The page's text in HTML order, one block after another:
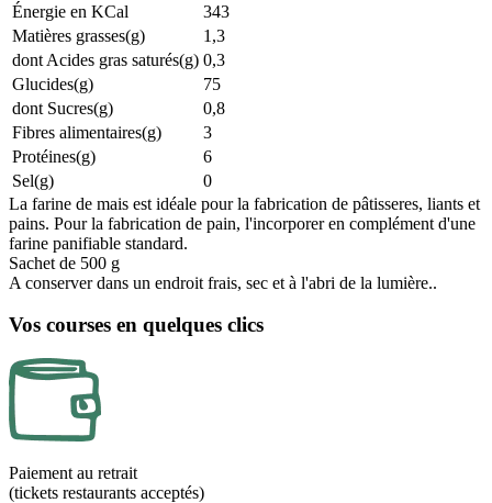
Énergie en KCal
343
Matières grasses(g)
1,3
dont Acides gras saturés(g) 0,3
Glucides(g)
75
dont Sucres(g)
0,8
Fibres alimentaires(g)
3
Protéines(g)
6
Sel(g)
0
La farine de mais est idéale pour la fabrication de pâtisseres, liants et
pains. Pour la fabrication de pain, l'incorporer en complément d'une
farine panifiable standard.
Sachet de 500 g
A conserver dans un endroit frais, sec et à l'abri de la lumière..
Vos courses en quelques clics
Paiement au retrait
(tickets restaurants acceptés)